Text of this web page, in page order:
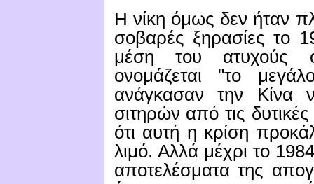
Η νίκη όμως δεν ήταν
σοβαρές ξηρασίες το
μέση του ατυχούς
ονομάζεται "το
ανάγκασαν την Κίνα
σιτηρών από τις
ότι αυτή η κρίση
λιμό. Αλλά μέχρι το
αποτελέσματα της